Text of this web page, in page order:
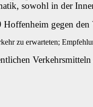
sowohl in der
gegen